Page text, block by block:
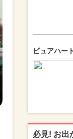
ピュアハー
必見! お出